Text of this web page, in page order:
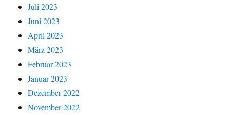
Juli 2023
Juni 2023
April 2023
März 2023
Februar 2023
Januar 2023
Dezember 2022
November 2022